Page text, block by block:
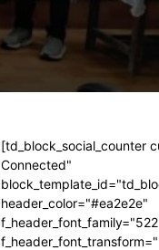
[td_block_social_counter
Connected"
header_color="#ea2e2e"